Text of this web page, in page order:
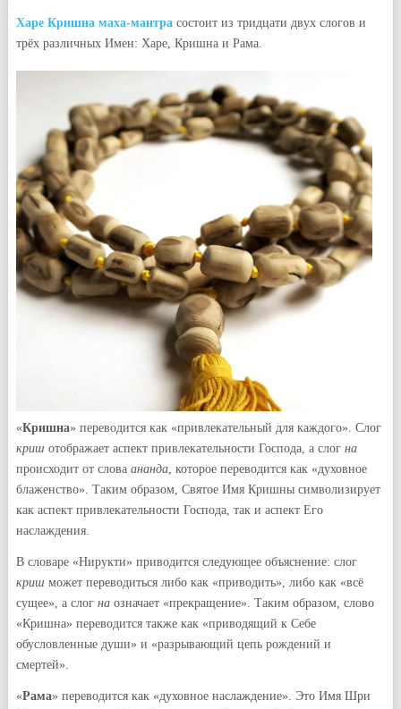
Харе Кришна маха-мантрасостоит из тридцати двух слогов и
трёх различных Имен: Харе, Кришна и Рама.
«Кришна» переводится как «привлекательный для каждого». Слог
криш отображает аспект привлекательности Господа, а слог на
происходит от слова ананда, которое переводится как «духовное
блаженство». Таким образом, Святое Имя Кришны символизирует
как аспект привлекательности Господа, так и аспект Его
наслаждения.
В словаре «Нирукти» приводится следующее объяснение: слог
криш может переводиться либо как «приводить», либо как «всё
сущее», а слог наозначает «прекращение». Таким образом, слово
«Кришна» переводится также как «приводящий к Себе
обусловленные души» и «разрывающий цепь рождений и
смертей».
«Рама» переводится как «духовное наслаждение». Это Имя Шри